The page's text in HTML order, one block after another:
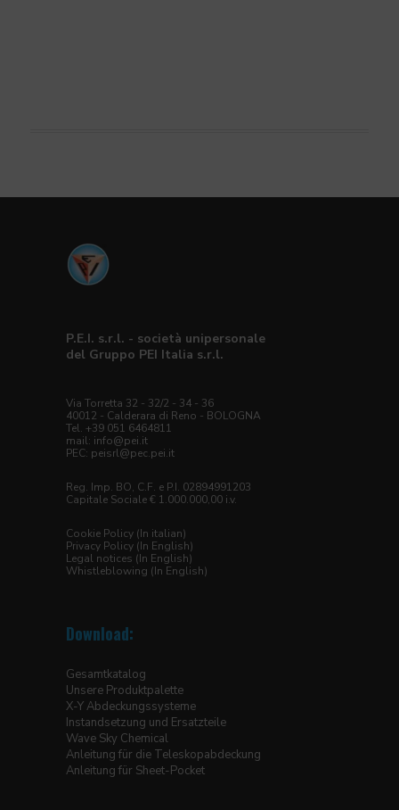
P.E.I. s.r.l. - società unipersonale
del Gruppo PEI Italia s.r.l.
Via Torretta 32 - 32/2 - 34 - 36
40012 - Calderara di Reno - BOLOGNA
Tel. +39 051 6464811
mail: info@pei.it
PEC: peisrl@pec.pei.it
Reg. Imp. BO, C.F. e P.I. 02894991203
Capitale Sociale € 1.000.000,00 i.v.
Cookie Policy (In italian)
Privacy Policy (In English)
Legal notices (In English)
Whistleblowing (In English)
Download:
Gesamtkatalog
Unsere Produktpalette
X-Y Abdeckungssysteme
Instandsetzung und Ersatzteile
Wave Sky Chemical
Anleitung für die Teleskopabdeckung
Anleitung für Sheet-Pocket